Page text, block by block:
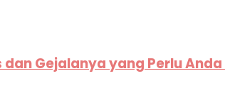
Gejalanya yang Perlu